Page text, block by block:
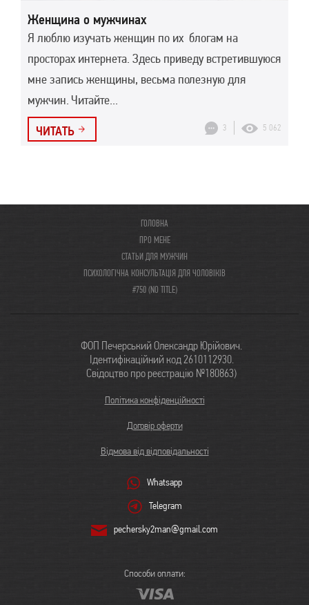
Женщина о мужчинах
Я люблю изучать женщин по их блогам на
просторах интернета. Здесь приведу встретившуюся
мне запись женщины, весьма полезную для
мужчин. Читайте...
ЧИТАТЬ 3 5 062
ГОЛОВНА
ПРО МЕНЕ
СТАТЬИ ДЛЯ МУЖЧИН
ПСИХОЛОГІЧНА КОНСУЛЬТАЦІЯ ДЛЯ ЧОЛОВІКІВ
#750 (NO TITLE)
ФОП Печерський Олександр Юрійович.
Ідентифікаційний код 2610112930.
Свідоцтво про реєстрацію №180863)
Політика конфіденційності
Договір оферти
Відмова від відповідальності
Whatsapp
Telegram
pechersky2man@gmail.com
Способи оплати: